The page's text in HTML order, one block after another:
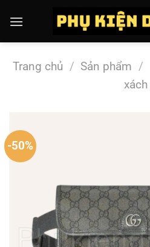
đến
Trang chủ / Sản phẩm /
xách
-50%